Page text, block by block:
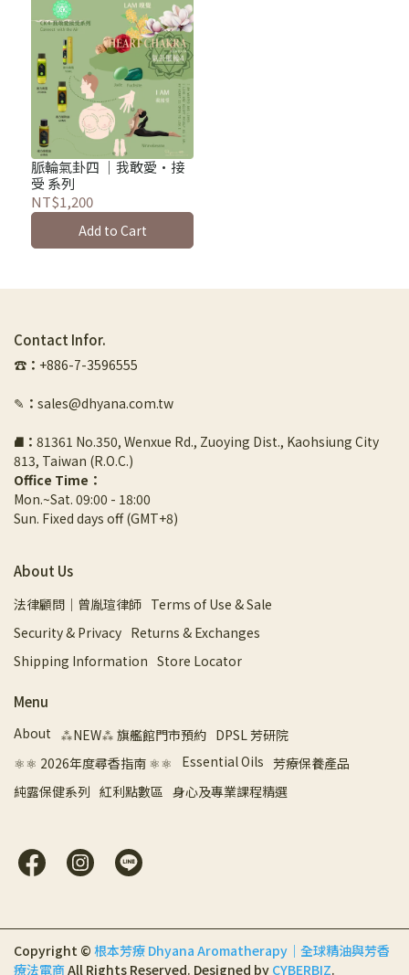
脈輪氣卦四 ｜我敢愛·接
受 系列
NT$1,200
Add to Cart
Contact Infor.
☎︎ ： +886-7-3596555
✎ ： sales@dhyana.com.tw
⛘ ： 81361 No.350, Wenxue Rd., Zuoying Dist., Kaohsiung City
813, Taiwan (R.O.C.)
Office Time：
Mon.~Sat. 09:00 - 18:00
Sun. Fixed days off (GMT+8)
About Us
法律顧問｜曾胤瑄律師 Terms of Use & Sale
Security & Privacy Returns & Exchanges
Shipping Information Store Locator
Menu
About ⁂NEW⁂ 旗艦館門市預約 DPSL 芳研院
⚛︎⚛︎ 2026年度尋香指南 ⚛︎⚛︎
Essential Oils 芳療保養產品
純露保健系列 紅利點數區 身心及專業課程精選
Copyright © 根本芳療 Dhyana Aromatherapy｜全球精油與芳香
療法電商All Rights Reserved. Designed by CYBERBIZ.